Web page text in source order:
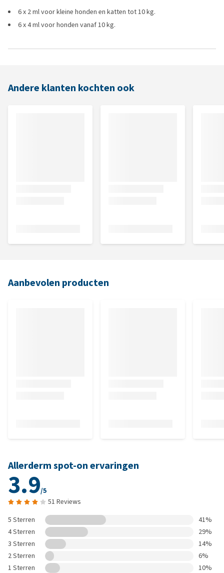
6 x 2 ml voor kleine honden en katten tot 10 kg.
6 x 4 ml voor honden vanaf 10 kg.
Andere klanten kochten ook
Aanbevolen producten
Allerderm spot-on ervaringen
3.9/5
51 Reviews
5 Sterren
41%
4 Sterren
29%
3 Sterren
14%
2 Sterren
6%
1 Sterren
10%